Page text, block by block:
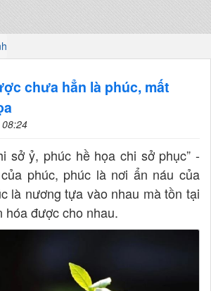
chưa hẳn là phúc, mất
sở ỷ, phúc hề họa chi sở phục” -
phúc, phúc là nơi ẩn náu của
là nương tựa vào nhau mà tồn tại
hóa được cho nhau.